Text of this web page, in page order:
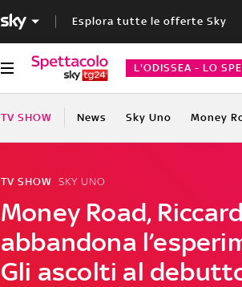
Esplora tutte le offerte Sky
L'ODISSEA - LO
TV SHOW News Sky Uno Money
Money Road,
abbandona
Gli ascolti al
TV SHOW SKY UNO